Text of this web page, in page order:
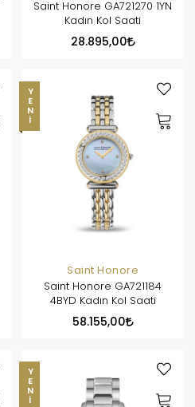
Saint Honore GA721270 1YN
Kadın Kol Saati
28.895,00
YENI
Saint Honore
Saint Honore GA721184
4BYD Kadın Kol Saati
58.155,00
YENI